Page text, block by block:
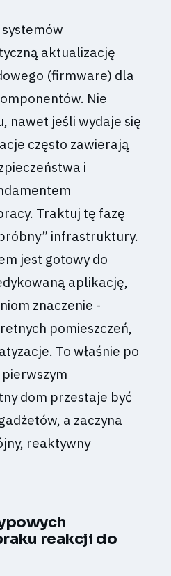
aktualizację
(firmware) dla
Nie
nawet jeśli wydaje się
często zawierają
i
Traktuj tę fazę
infrastruktury.
jest gotowy do
aplikację,
znaczenie -
pomieszczeń,
To właśnie po
dom przestaje być
a zaczyna
reaktywny
reakcji do